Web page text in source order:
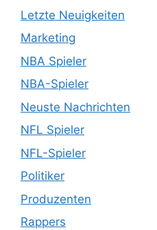
Letzte Neuigkeiten
Marketing
NBA Spieler
NBA-Spieler
Neuste Nachrichten
NFL Spieler
NFL-Spieler
Politiker
Produzenten
Rappers